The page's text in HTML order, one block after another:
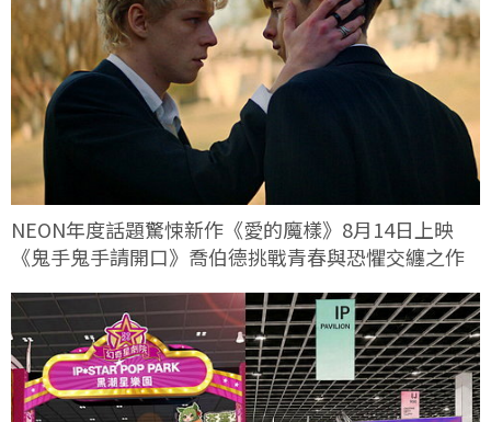
NEON年度話題驚悚新作《愛的魔樣》8月14日上映
《鬼手鬼手請開口》喬伯德挑戰青春與恐懼交纏之作